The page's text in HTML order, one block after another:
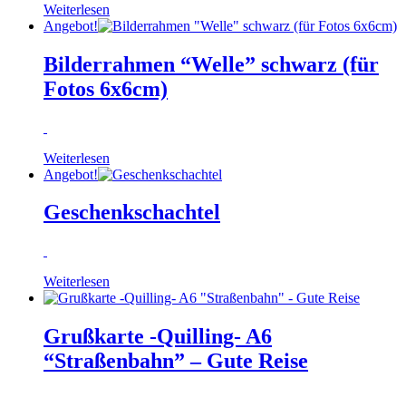
Weiterlesen
Angebot!
Bilderrahmen “Welle” schwarz (für
Fotos 6x6cm)
Weiterlesen
Angebot!
Geschenkschachtel
Weiterlesen
Grußkarte -Quilling- A6
“Straßenbahn” – Gute Reise